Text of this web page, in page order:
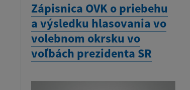
Zápisnica OVK o priebehu
a výsledku hlasovania vo
volebnom okrsku vo
voľbách prezidenta SR